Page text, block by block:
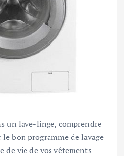
un lave-linge, comprendre
bon programme de lavage
de vie de vos vêtements